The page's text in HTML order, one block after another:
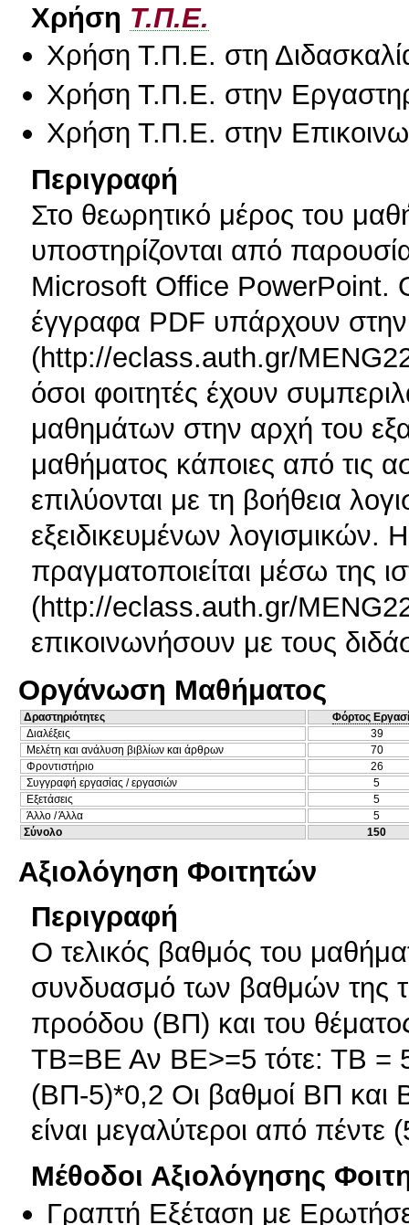
Χρήση Τ.Π.Ε.
Χρήση Τ.Π.Ε. στη
Χρήση Τ.Π.Ε. στην
Χρήση Τ.Π.Ε. στην
Περιγραφή
Στο θεωρητικό μέρος του
υποστηρίζονται από
Microsoft Office PowerPoint.
έγγραφα PDF υπάρχουν στην
(http://eclass.auth.gr/
όσοι φοιτητές έχουν
μαθημάτων στην αρχή του
μαθήματος κάποιες από τις
επιλύονται με τη βοήθεια
εξειδικευμένων λογισμικών.
πραγματοποιείται μέσω της
(http://eclass.auth.gr/
επικοινωνήσουν με τους
Οργάνωση Μαθήματος
Δραστηριότητες
Φόρτος
Διαλέξεις
39
Μελέτη και ανάλυση βιβλίων και άρθρων
70
Φροντιστήριο
26
Συγγραφή εργασίας / εργασιών
5
Εξετάσεις
5
Άλλο / Άλλα
5
Σύνολο
150
Αξιολόγηση Φοιτητών
Περιγραφή
Ο τελικός βαθμός του
συνδυασμό των βαθμών της
προόδου (ΒΠ) και του
ΤΒ=ΒΕ Αν ΒΕ>=5 τότε: ΤΒ =
(ΒΠ-5)*0,2 Οι βαθμοί ΒΠ και
είναι μεγαλύτεροι από πέντε
Μέθοδοι Αξιολόγησης
Γραπτή Εξέταση με